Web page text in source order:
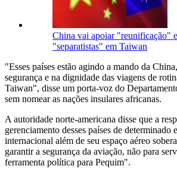
China vai apoiar "reunificação"
"separatistas" em Taiwan
"Esses países estão agindo a mando da
segurança e na dignidade das viagens de
Taiwan", disse um porta-voz do
sem nomear as nações insulares africanas.
A autoridade norte-americana disse que a
gerenciamento desses países de determinado
internacional além de seu espaço aéreo
garantir a segurança da aviação, não para
ferramenta política para Pequim".